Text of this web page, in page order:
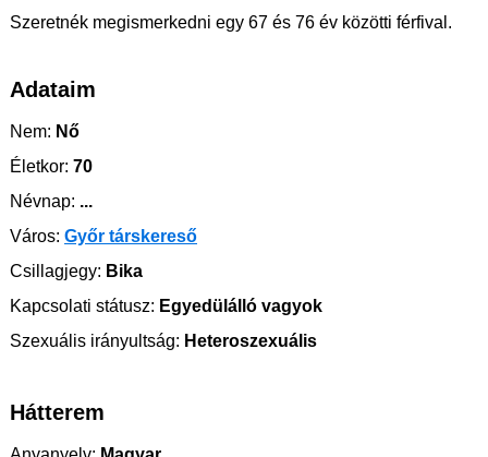
Szeretnék megismerkedni egy 67 és 76 év közötti férfival.
Adataim
Nem: Nő
Életkor: 70
Névnap: ...
Város: Győr társkereső
Csillagjegy: Bika
Kapcsolati státusz: Egyedülálló vagyok
Szexuális irányultság: Heteroszexuális
Hátterem